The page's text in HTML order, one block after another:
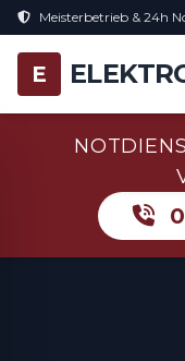
Meisterbetrieb & 24h
E